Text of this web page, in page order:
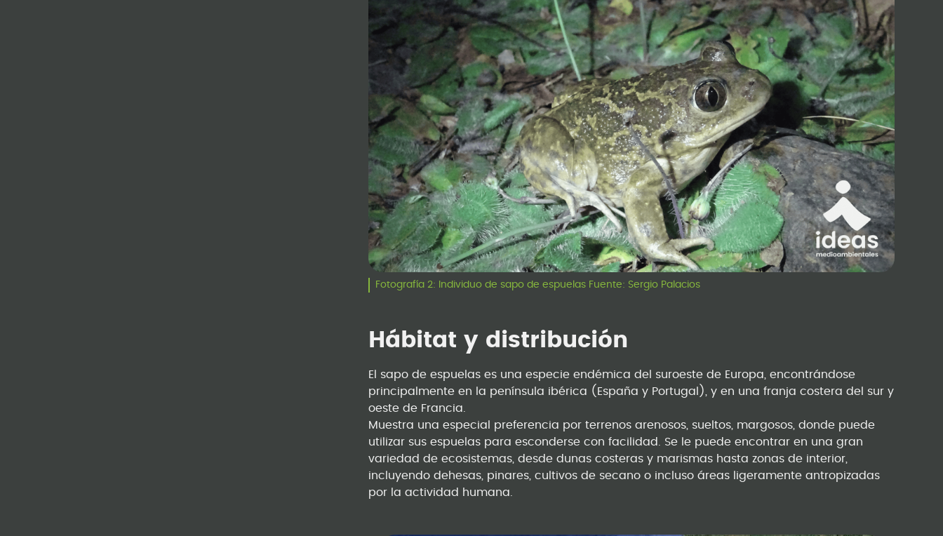
Fotografía 2: Individuo de sapo de espuelas Fuente: Sergio Palacios
Hábitat y distribución
El sapo de espuelas es una especie endémica del suroeste de Europa, encontrándose
principalmente en la península ibérica (España y Portugal), y en una franja costera del sur y
oeste de Francia.
Muestra una especial preferencia por terrenos arenosos, sueltos, margosos, donde puede
utilizar sus espuelas para esconderse con facilidad. Se le puede encontrar en una gran
variedad de ecosistemas, desde dunas costeras y marismas hasta zonas de interior,
incluyendo dehesas, pinares, cultivos de secano o incluso áreas ligeramente antropizadas
por la actividad humana.